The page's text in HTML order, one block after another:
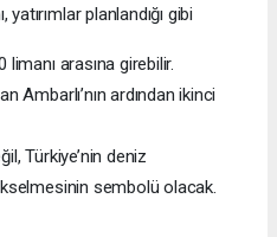
planlandığı gibi
limanı arasına girebilir.
Ambarlı’nın ardından ikinci
Türkiye’nin deniz
sembolü olacak.